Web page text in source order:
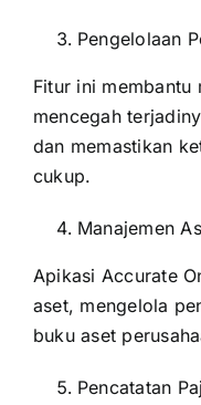
Pengelolaan
Fitur ini membantu
mencegah
dan memastikan
cukup.
Manajemen
Apikasi Accurate
aset, mengelola
buku aset
Pencatatan